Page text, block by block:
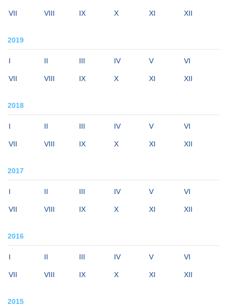
VII VIII IX X XI XII
2019
I II III IV V VI
VII VIII IX X XI XII
2018
I II III IV V VI
VII VIII IX X XI XII
2017
I II III IV V VI
VII VIII IX X XI XII
2016
I II III IV V VI
VII VIII IX X XI XII
2015